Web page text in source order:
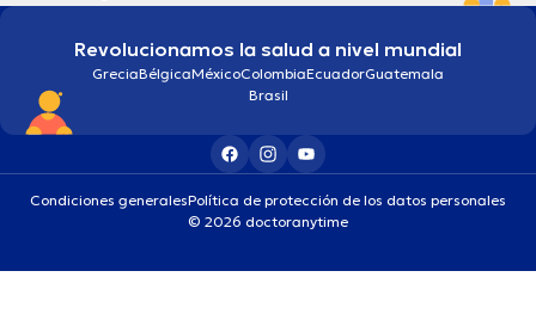
Revolucionamos la salud a nivel mundial
GreciaBélgicaMéxicoColombiaEcuadorGuatemala
Brasil
Condiciones generalesPolítica de protección de los datos personales
© 2026 doctoranytime